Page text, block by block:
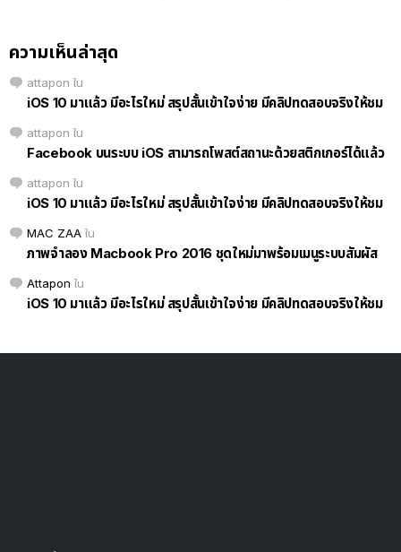
ความเห็นล่าสุด
attapon ใน
iOS 10 มาแล้ว มีอะไรใหม่ สรุปสั้นเข้าใจง่าย มีคลิปทดสอบจริงให้ชม
attapon ใน
Facebook บนระบบ iOS สามารถโพสต์สถานะด้วยสติกเกอร์ได้แล้ว
attapon ใน
iOS 10 มาแล้ว มีอะไรใหม่ สรุปสั้นเข้าใจง่าย มีคลิปทดสอบจริงให้ชม
MAC ZAA ใน
ภาพจำลอง Macbook Pro 2016 ชุดใหม่มาพร้อมเมนูระบบสัมผัส
Attapon ใน
iOS 10 มาแล้ว มีอะไรใหม่ สรุปสั้นเข้าใจง่าย มีคลิปทดสอบจริงให้ชม